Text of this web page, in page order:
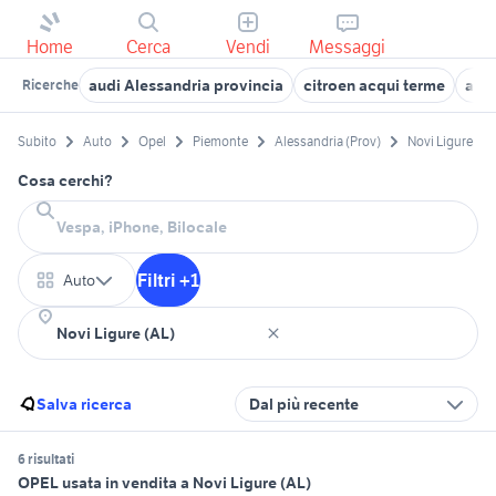
Home Cerca Vendi Messaggi
Ricerche audi Alessandria provincia citroen acqui terme
Subito Auto Opel Piemonte Alessandria (Prov) Novi Ligure
Cosa cerchi?
Auto Filtri +1
Salva ricerca Dal più recente
6 risultati
OPEL usata in vendita a Novi Ligure (AL)